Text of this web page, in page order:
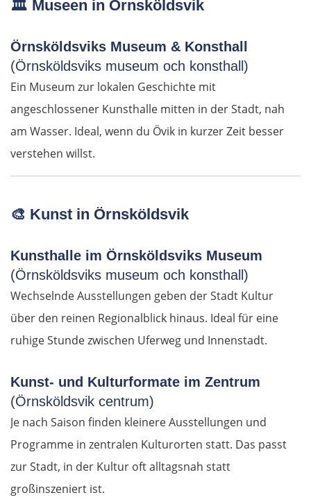
🏛️ Museen in Örnsköldsvik
Örnsköldsviks Museum & Konsthall
(Örnsköldsviks museum och konsthall)
Ein Museum zur lokalen Geschichte mit
angeschlossener Kunsthalle mitten in der Stadt, nah
am Wasser. Ideal, wenn du Övik in kurzer Zeit besser
verstehen willst.
🎨 Kunst in Örnsköldsvik
Kunsthalle im Örnsköldsviks Museum
(Örnsköldsviks museum och konsthall)
Wechselnde Ausstellungen geben der Stadt Kultur
über den reinen Regionalblick hinaus. Ideal für eine
ruhige Stunde zwischen Uferweg und Innenstadt.
Kunst- und Kulturformate im Zentrum
(Örnsköldsvik centrum)
Je nach Saison finden kleinere Ausstellungen und
Programme in zentralen Kulturorten statt. Das passt
zur Stadt, in der Kultur oft alltagsnah statt
großinszeniert ist.
Baja
Mohács
Kroatien
Virovitica
Zagreb
Slowenien
Ljubljana
Italien
Triest